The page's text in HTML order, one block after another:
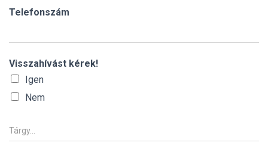
*
Telefonszám
Visszahívást kérek!
Igen
Nem
T
á